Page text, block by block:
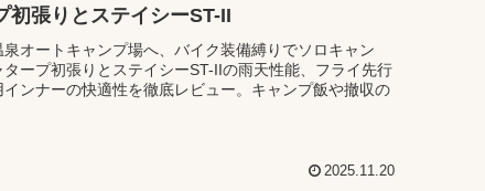
初張りとステイシーST-II
オートキャンプ場へ、バイク装備縛りでソロキャン
タープ初張りとステイシーST-IIの雨天性能、フライ先行
インナーの快適性を徹底レビュー。キャンプ飯や撤収の
2025.11.20